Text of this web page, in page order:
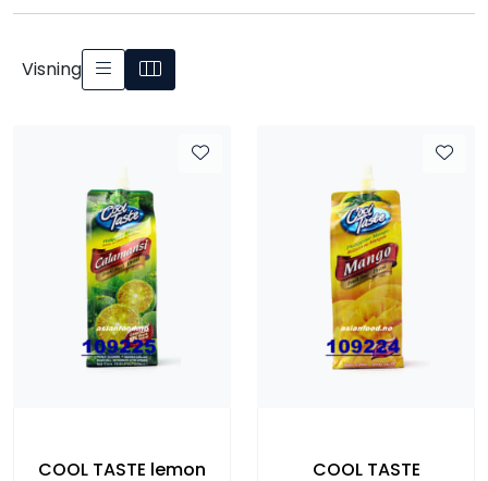
Visning
COOL TASTE lemon
COOL TASTE